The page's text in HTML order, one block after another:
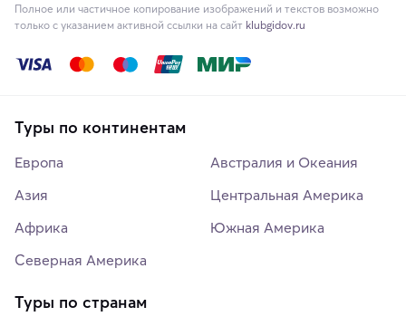
Полное или частичное копирование изображений и текстов возможно
только с указанием активной ссылки на сайт klubgidov.ru
Туры по континентам
Европа
Азия
Африка
Северная Америка
Австралия и Океания
Центральная Америка
Южная Америка
Туры по странам